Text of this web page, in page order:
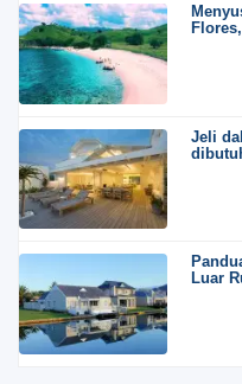
Jeli
Luar